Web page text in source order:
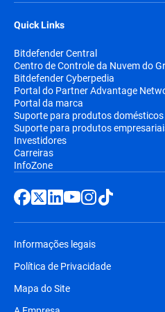
Quick Links
Bitdefender Central
Centro de Controle da Nuvem do
Bitdefender Cyberpedia
Portal do Partner Advantage
Portal da marca
Suporte para produtos domésticos
Suporte para produtos
Investidores
Carreiras
InfoZone
Informações legais
Política de Privacidade
Mapa do Site